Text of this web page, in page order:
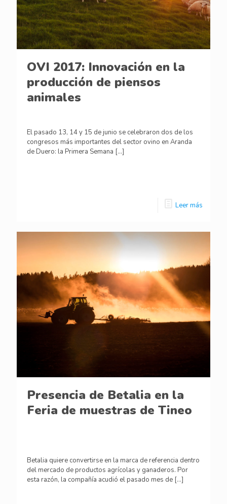
OVI 2017: Innovación en la
producción de piensos
animales
El pasado 13, 14 y 15 de junio se celebraron dos de los
congresos más importantes del sector ovino en Aranda
de Duero: la Primera Semana […]
Leer más
Presencia de Betalia en la
Feria de muestras de Tineo
Betalia quiere convertirse en la marca de referencia dentro
del mercado de productos agrícolas y ganaderos. Por
esta razón, la compañía acudió el pasado mes de […]